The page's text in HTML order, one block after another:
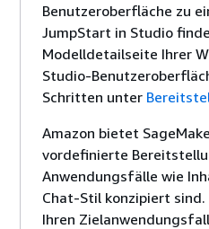
Benutzeroberfläche zu
JumpStart in Studio
Modelldetailseite Ihrer
Studio-
Schritten unter
Amazon bietet
vordefinierte
Anwendungsfälle wie
Chat-Stil konzipiert
Ihren